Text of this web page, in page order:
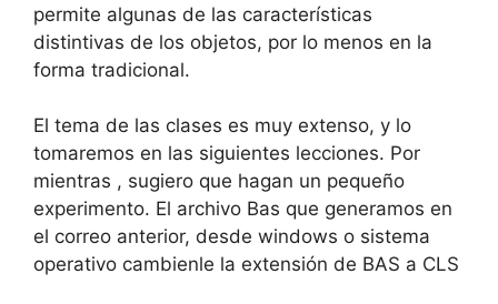
permite algunas de las características
distintivas de los objetos, por lo menos en la
forma tradicional.
El tema de las clases es muy extenso, y lo
tomaremos en las siguientes lecciones. Por
mientras , sugiero que hagan un pequeño
experimento. El archivo Bas que generamos en
el correo anterior, desde windows o sistema
operativo cambienle la extensión de BAS a CLS